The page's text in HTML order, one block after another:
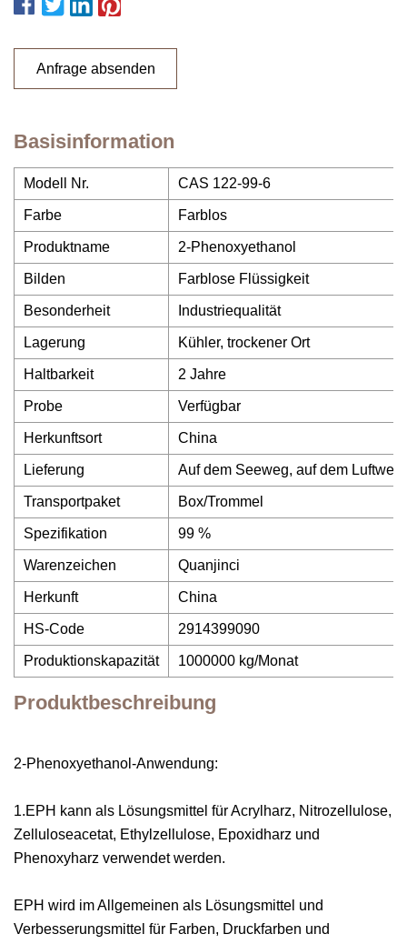
Anfrage absenden
Basisinformation
Modell Nr. CAS 122-99-6
Farbe Farblos
Produktname 2-Phenoxyethanol
Bilden Farblose Flüssigkeit
Besonderheit Industriequalität
Lagerung Kühler, trockener Ort
Haltbarkeit 2 Jahre
Probe Verfügbar
Herkunftsort China
Lieferung Auf dem Seeweg, auf dem Luftweg
Transportpaket Box/Trommel
Spezifikation 99 %
Warenzeichen Quanjinci
Herkunft China
HS-Code 2914399090
Produktionskapazität 1000000 kg/Monat
Produktbeschreibung
2-Phenoxyethanol-Anwendung:
1.EPH kann als Lösungsmittel für Acrylharz, Nitrozellulose,
Zelluloseacetat, Ethylzellulose, Epoxidharz und
Phenoxyharz verwendet werden.
EPH wird im Allgemeinen als Lösungsmittel und
Verbesserungsmittel für Farben, Druckfarben und